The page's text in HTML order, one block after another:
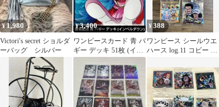
¥1,980
Victori's secret ショルダ
ーバッグ シルバー
¥3,400
ワンピースカード 青 バ
ギー デッキ 51枚 (イン
ペルダウン)
¥388
ワンピース シールウエ
ハース log.11 コビー ク